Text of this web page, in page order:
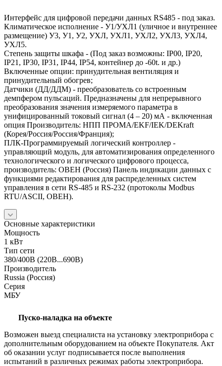
Интерфейс для цифровой передачи данных RS485 - под заказ.
Климатическое исполнение - У1/УХЛ1 (уличное и внутреннее
размещение) У3, У1, У2, УХЛ, УХЛ1, УХЛ2, УХЛ3, УХЛ4,
УХЛ5.
Степень защиты шкафа - (Под заказ возможны: IP00, IP20,
IP21, IP30, IP31, IP44, IP54, контейнер до -60t. и др.)
Включенные опции: принудительная вентиляция и
принудительный обогрев;
Датчики (ДД/ДДМ) - преобразователь со встроенным
демпфером пульсаций. Предназначены для непрерывного
преобразования значения измеряемого параметра в
унифицированный токовый сигнал (4 – 20) мА - включенная
опция Производитель: НПП ПРОМА/EKF/IEK/DEKraft
(Корея/Россия/Россия/Франция);
ПЛК-Программируемый логический контроллер -
управляющий модуль, для автоматизирования определенного
технологического и логического цифрового процесса,
производитель: ОВЕН (Россия) Панель индикации данных с
функциями редактирования для распределенных систем
управления в сети RS-485 и RS-232 (протоколы Modbus
RTU/ASCII, ОВЕН).
Основные характеристики
Мощность
1 кВт
Тип сети
380/400В (220В...690В)
Производитель
Russia (Россия)
Серия
МБУ
Пуско-наладка на объекте
Возможен выезд специалиста на установку электроприбора с
дополнительным оборудованием на объекте Покупателя. Акт
об оказании услуг подписывается после выполнения
испытаний в различных режимах работы электроприбора.